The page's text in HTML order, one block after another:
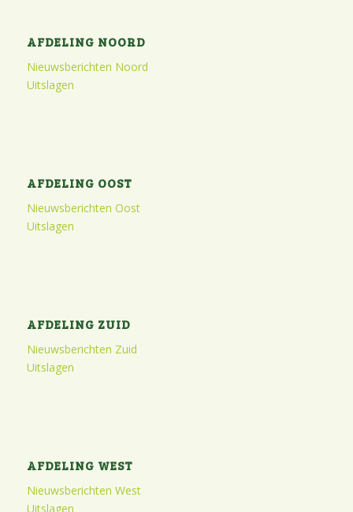
AFDELING NOORD
Nieuwsberichten Noord
Uitslagen
AFDELING OOST
Nieuwsberichten Oost
Uitslagen
AFDELING ZUID
Nieuwsberichten Zuid
Uitslagen
AFDELING WEST
Nieuwsberichten West
Uitslagen